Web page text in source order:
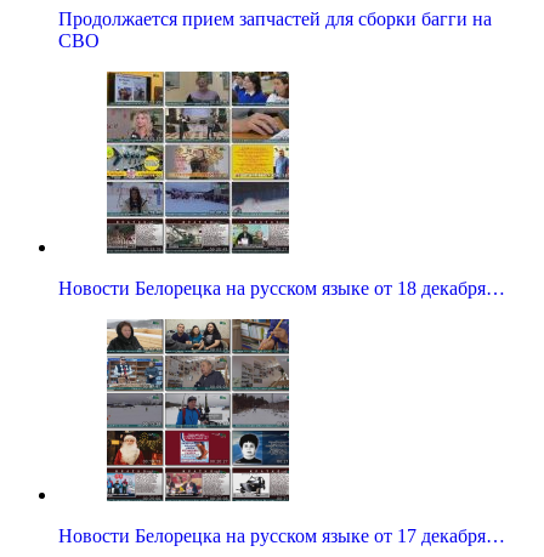
Продолжается прием запчастей для сборки багги на
СВО
Новости Белорецка на русском языке от 18 декабря…
Новости Белорецка на русском языке от 17 декабря…